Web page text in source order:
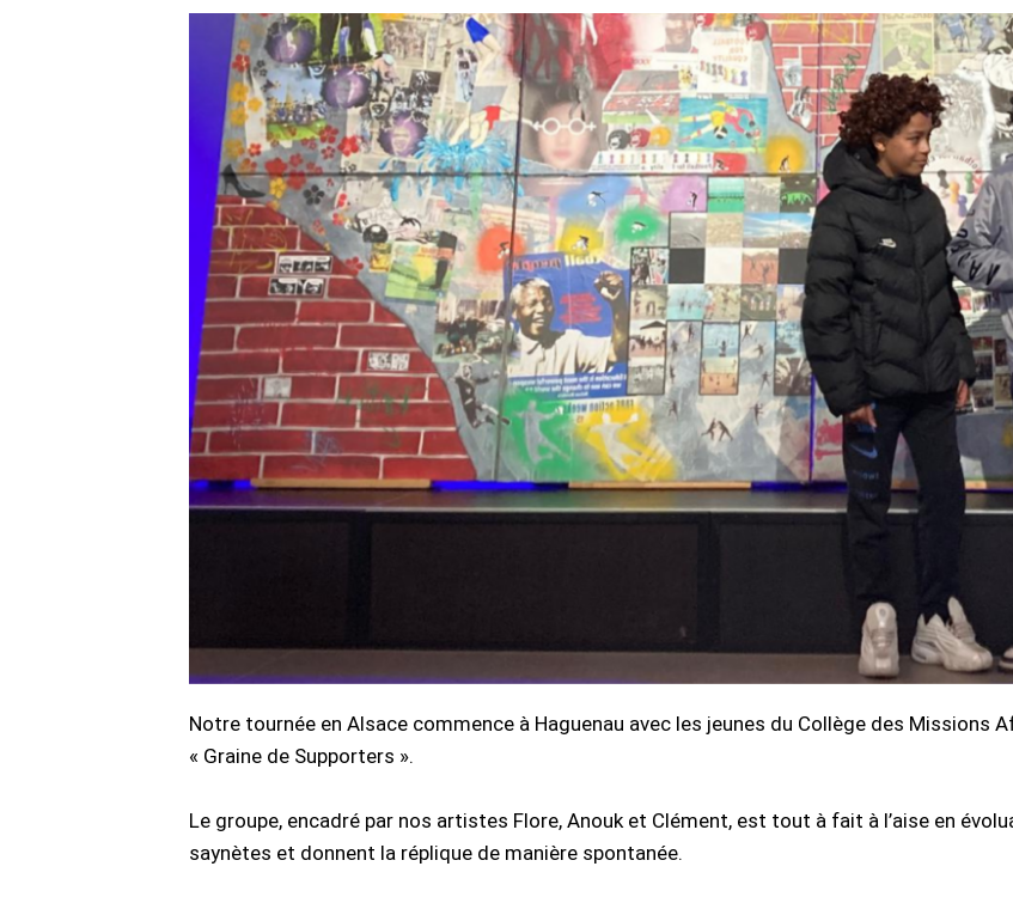
Notre tournée en Alsace commence à Haguenau avec les jeunes du Collège des Missions
« Graine de Supporters ».
Le groupe, encadré par nos artistes Flore, Anouk et Clément, est tout à fait à l’aise en
saynètes et donnent la réplique de manière spontanée.